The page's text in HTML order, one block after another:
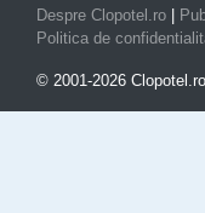
Despre Clopotel.ro
Politica de
© 2001-2026